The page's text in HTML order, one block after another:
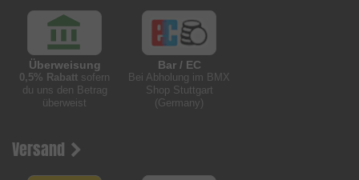
Überweisung
0,5% Rabatt sofern
du uns den Betrag
überweist
Bar / EC
Bei Abholung im BMX
Shop Stuttgart
(Germany)
Versand